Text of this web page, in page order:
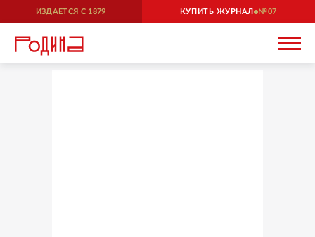
ИЗДАЕТСЯ С 1879 КУПИТЬ ЖУРНАЛ 07